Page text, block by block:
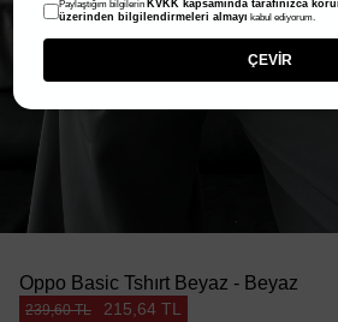
Oppo Basic Tshırt Beyaz - Beyaz
239,60 TL 215,64 TL
Paylaştığım bilgilerin KVKK kapsamında tarafınızca
üzerinden bilgilendirmeleri almayı kabul ediyorum.
ÇEVİR